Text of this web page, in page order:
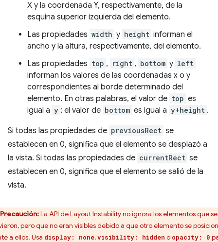
X y la coordenada Y, respectivamente, de la
esquina superior izquierda del elemento.
Las propiedades width y height informan el
ancho y la altura, respectivamente, del elemento.
Las propiedades top , right , bottom y left
informan los valores de las coordenadas x o y
correspondientes al borde determinado del
elemento. En otras palabras, el valor de top es
igual a y ; el valor de bottom es igual a y+height .
Si todas las propiedades de previousRect se
establecen en 0, significa que el elemento se desplazó a
la vista. Si todas las propiedades de currentRect se
establecen en 0, significa que el elemento se salió de la
vista.
Precaución:La API de Layout Instability no ignora los elementos que se
pero que no eran visibles debido a que otro elemento se
a ellos. Usa display: none,visibility: hidden o opacity: 0